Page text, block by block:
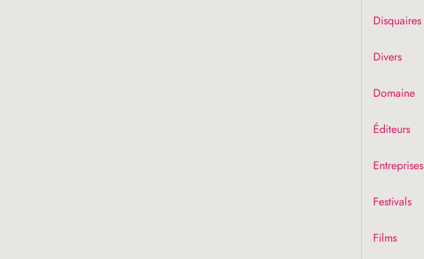
Disquaires
Divers
Domaine
Éditeurs
Entreprises
Festivals
Films